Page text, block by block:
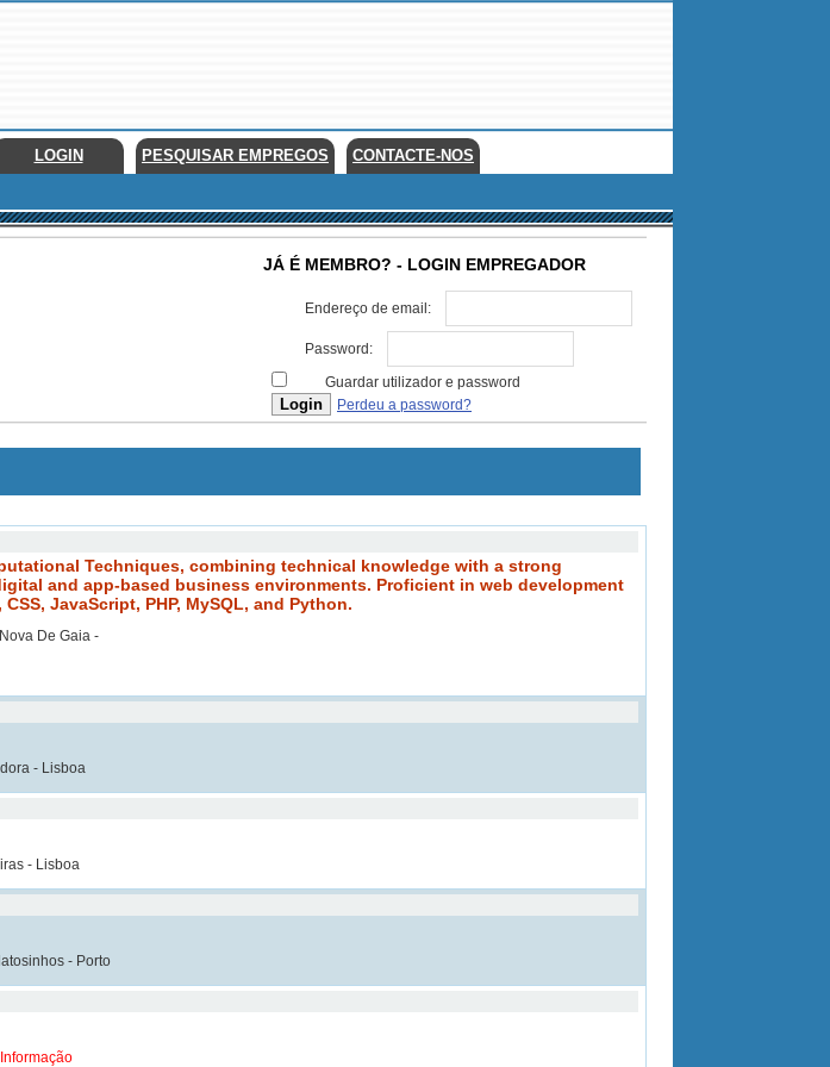
LOGIN PESQUISAR EMPREGOS CONTACTE-NOS
JÁ É MEMBRO? - LOGIN EMPREGADOR
Endereço de email:
Password:
Guardar utilizador e password
Perdeu a password?
Techniques, combining technical knowledge with a strong
and app-based business environments. Proficient in web development
JavaScript, PHP, MySQL, and Python.
De Gaia -
- Lisboa
- Lisboa
- Porto